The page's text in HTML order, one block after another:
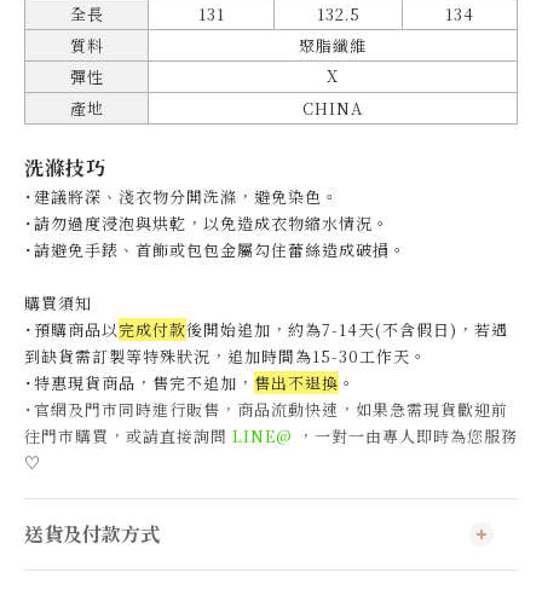
全長
131 132.5
134
質料
聚脂纖維
彈性
X
產地
CHINA
洗滌技巧
˙建議將深、淺衣物分開洗滌，避免染色。
˙請勿過度浸泡與烘乾，以免造成衣物縮水情況。
˙請避免手錶、首飾或包包金屬勾住蕾絲造成破損。
購買須知
˙預購商品以完成付款後開始追加，約為7-14天(不含假日)， 若遇
到缺貨需訂製等特殊狀況，追加時間為15-30工作天 。
˙特惠現貨商品，售完不追加， 售出不退換 。
˙官網及門市同時進行販售，商品流動快速，如果急需現貨歡迎前
往門市購買，或請直接詢問 LINE@ ，一對一由專人即時為您服務
♡
送貨及付款方式